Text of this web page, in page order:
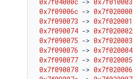
0x7f09006c -> 0x7f020000
0x7f090073 -> 0x7f020001
0x7f090074 -> 0x7f020002
0x7f090075 -> 0x7f020003
0x7f090076 -> 0x7f020004
0x7f090077 -> 0x7f020005
0x7f090078 -> 0x7f020006